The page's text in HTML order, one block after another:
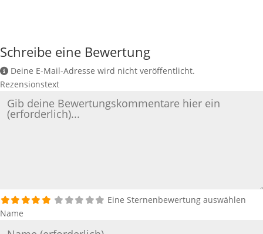
Schreibe eine Bewertung
Deine E-Mail-Adresse wird nicht veröffentlicht.
Rezensionstext
Eine Sternenbewertung auswählen
Name